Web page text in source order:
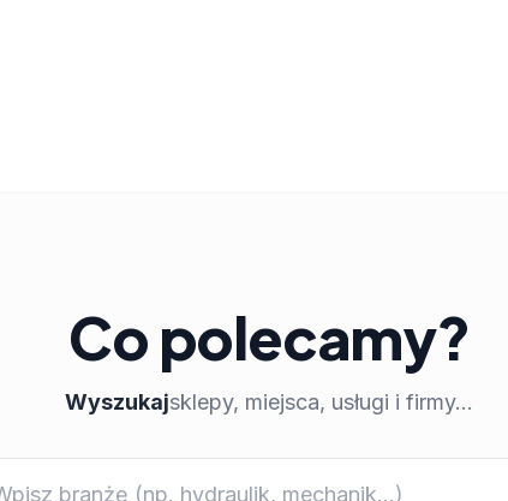
Co polecamy?
Wyszukajsklepy, miejsca, usługi i firmy...